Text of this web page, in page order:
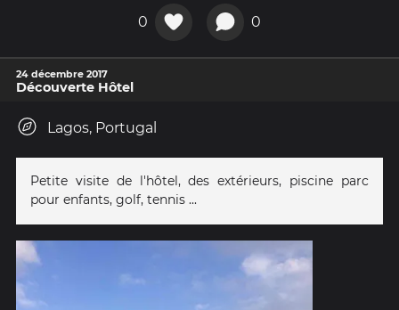
0 0
24 décembre 2017
Découverte Hôtel
Lagos, Portugal
Petite visite de l'hôtel, des extérieurs, piscine parc
pour enfants, golf, tennis ...